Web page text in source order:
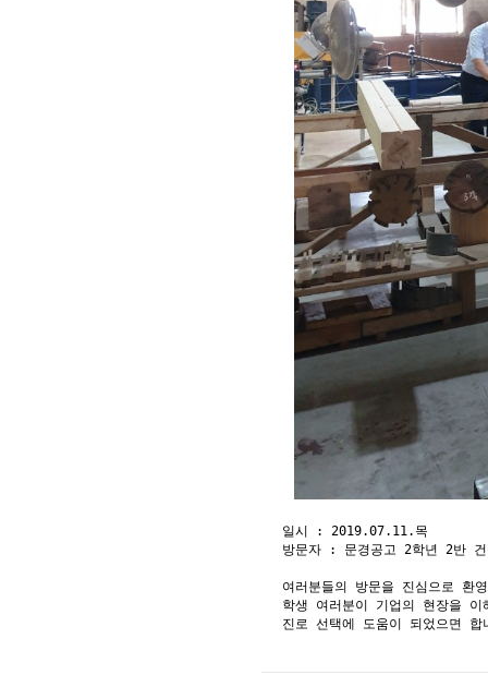
일시 : 2019.07.11.목
방문자 : 문경공고 2학년 2반
여러분들의 방문을 진심으로 환
학생 여러분이 기업의 현장을
진로 선택에 도움이 되었으면 합